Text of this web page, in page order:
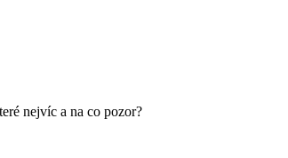
nejvíc a na co pozor?